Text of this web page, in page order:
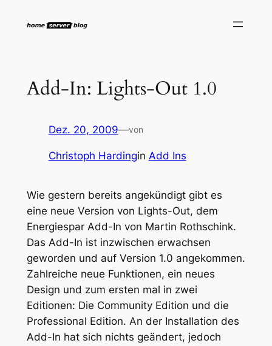
Inhalt
Add-In: Lights-Out 1.0
Dez. 20, 2009—von
Christoph Hardingin Add Ins
Wie gestern bereits angekündigt gibt es
eine neue Version von Lights-Out, dem
Energiespar Add-In von Martin Rothschink.
Das Add-In ist inzwischen erwachsen
geworden und auf Version 1.0 angekommen.
Zahlreiche neue Funktionen, ein neues
Design und zum ersten mal in zwei
Editionen: Die Community Edition und die
Professional Edition. An der Installation des
Add-In hat sich nichts geändert, jedoch